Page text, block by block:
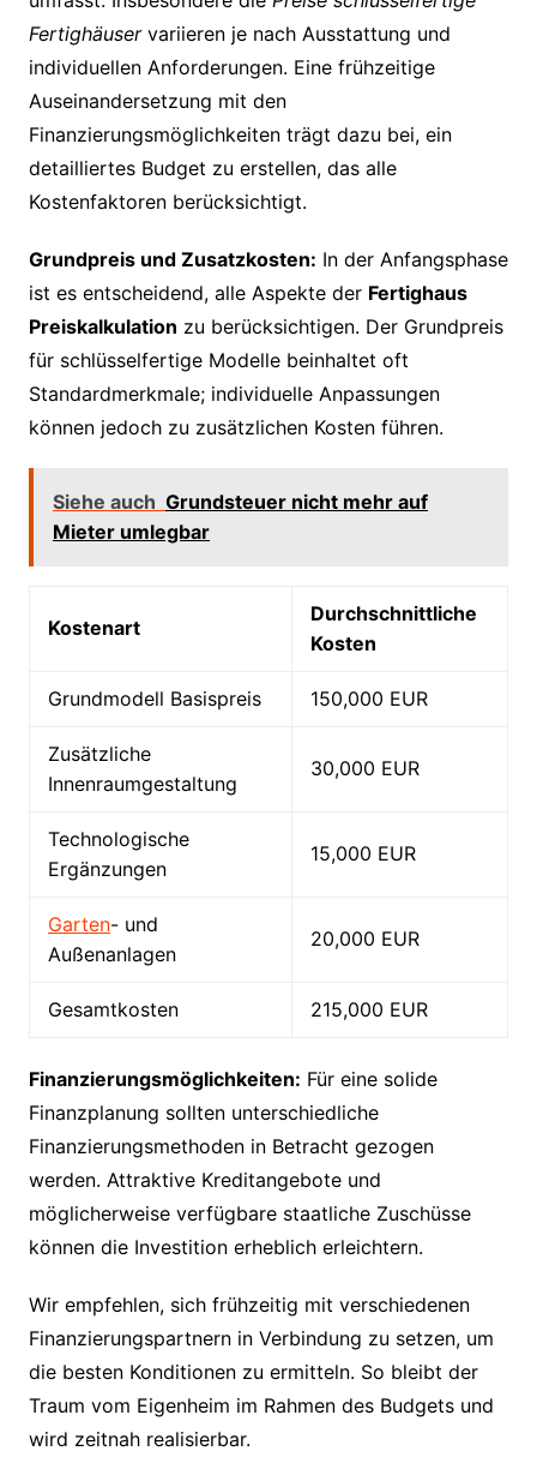
Fertighäuservariieren je nach Ausstattung und
individuellen Anforderungen. Eine frühzeitige
Auseinandersetzung mit den
Finanzierungsmöglichkeiten trägt dazu bei, ein
detailliertes Budget zu erstellen, das alle
Kostenfaktoren berücksichtigt.
Grundpreis und Zusatzkosten: In der Anfangsphase
ist es entscheidend, alle Aspekte der Fertighaus
Preiskalkulation zu berücksichtigen. Der Grundpreis
für schlüsselfertige Modelle beinhaltet oft
Standardmerkmale; individuelle Anpassungen
können jedoch zu zusätzlichen Kosten führen.
Siehe auch Grundsteuer nicht mehr auf
Mieter umlegbar
Kostenart
Durchschnittliche
Kosten
Grundmodell Basispreis 150,000 EUR
Zusätzliche
Innenraumgestaltung
30,000 EUR
Technologische
Ergänzungen
15,000 EUR
Garten- und
Außenanlagen
20,000 EUR
Gesamtkosten 215,000 EUR
Finanzierungsmöglichkeiten: Für eine solide
Finanzplanung sollten unterschiedliche
Finanzierungsmethoden in Betracht gezogen
werden. Attraktive Kreditangebote und
möglicherweise verfügbare staatliche Zuschüsse
können die Investition erheblich erleichtern.
Wir empfehlen, sich frühzeitig mit verschiedenen
Finanzierungspartnern in Verbindung zu setzen, um
die besten Konditionen zu ermitteln. So bleibt der
Traum vom Eigenheim im Rahmen des Budgets und
wird zeitnah realisierbar.